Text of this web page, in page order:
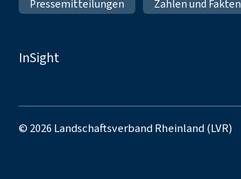
Pressemitteilungen Zahlen und Fakten
InSight
© 2026 Landschaftsverband Rheinland (LVR)